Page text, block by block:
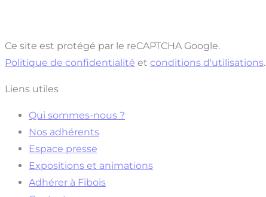
Ce site est protégé par le reCAPTCHA Google.
Politique de confidentialité et conditions d'utilisations.
Liens utiles
Qui sommes-nous ?
Nos adhérents
Espace presse
Expositions et animations
Adhérer à Fibois